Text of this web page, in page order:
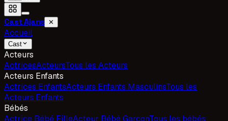
Cast Ajans ✕
Accueil
Cast
Acteurs
ActricesActeursTous les Acteurs
Acteurs Enfants
Actrices EnfantsActeurs Enfants MasculinsTous les
Acteurs Enfants
Bébés
Actrice Bébé FilleActeur Bébé GarçonTous les bébés